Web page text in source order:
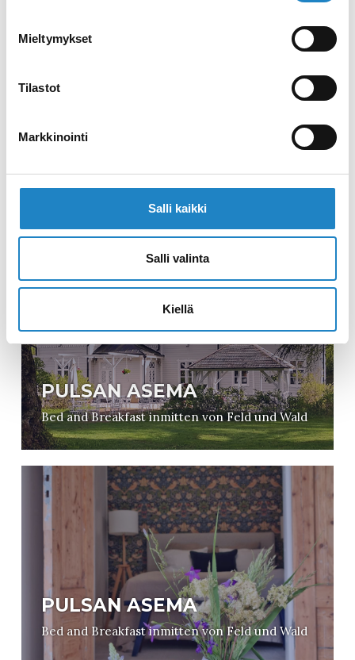
Mieltymykset
Tilastot
Markkinointi
Salli kaikki
Salli valinta
Kiellä
SPORTCAMP UND
Unterbringungsmöglichkeiten für Sportteams
PULSAN ASEMA
Bed and Breakfast inmitten von Feld und Wald
PULSAN ASEMA
Bed and Breakfast inmitten von Feld und Wald